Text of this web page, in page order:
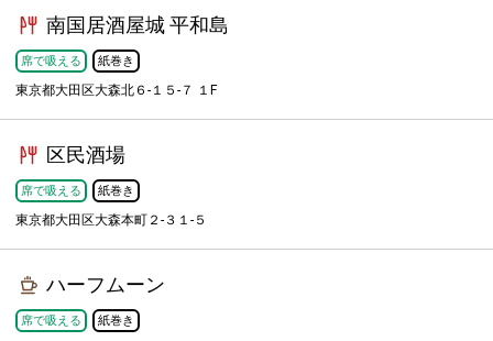
南国居酒屋城 平和島
席で吸える 紙巻き
東京都大田区大森北６-１５-７ １F
区民酒場
席で吸える 紙巻き
東京都大田区大森本町２-３１-５
ハーフムーン
席で吸える 紙巻き